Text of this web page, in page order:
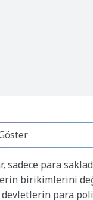
para
birikimlerini
para